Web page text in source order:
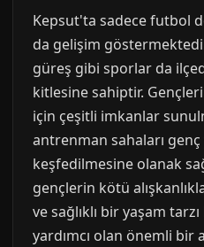
Kepsut'ta sadece futbol
da gelişim
güreş gibi sporlar da
kitlesine sahiptir.
için çeşitli imkanlar
antrenman sahaları
keşfedilmesine olanak
gençlerin kötü
ve sağlıklı bir yaşam
yardımcı olan önemli bir